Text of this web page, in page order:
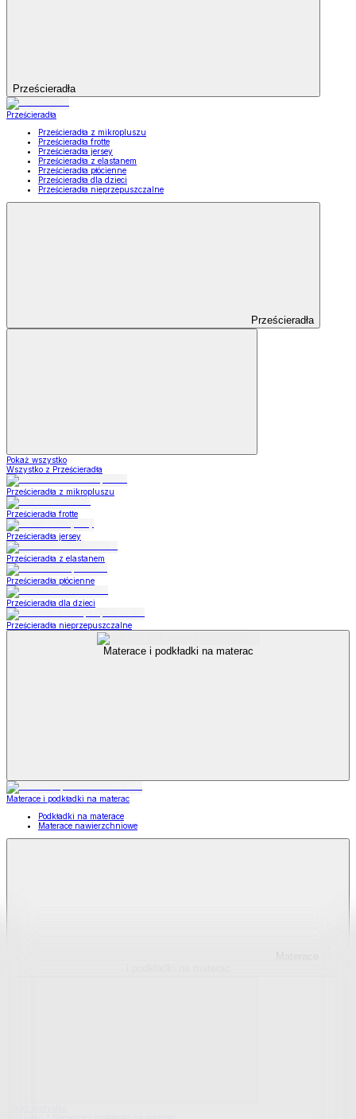
Prześcieradła
Prześcieradła
Prześcieradła z mikropluszu
Prześcieradła frotte
Prześcieradła jersey
Prześcieradła z elastanem
Prześcieradła płócienne
Prześcieradła dla dzieci
Prześcieradła nieprzepuszczalne
Prześcieradła
Pokaż wszystko
Wszystko z Prześcieradła
Prześcieradła z mikropluszu
Prześcieradła frotte
Prześcieradła jersey
Prześcieradła z elastanem
Prześcieradła płócienne
Prześcieradła dla dzieci
Prześcieradła nieprzepuszczalne
Materace i podkładki na materac
Materace i podkładki na materac
Podkładki na materace
Materace nawierzchniowe